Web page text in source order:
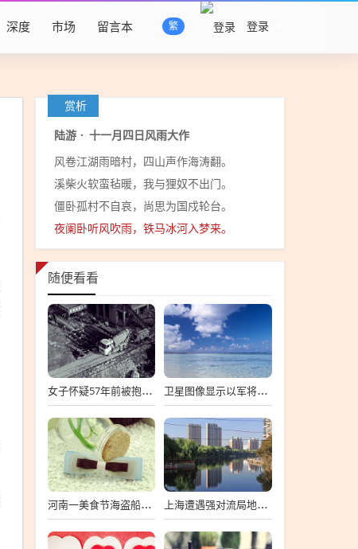
登录
繁
深度 市场 留言本
赏析
陆游 · 十一月四日风雨大作
风卷江湖雨暗村，四山声作海涛翻。
溪柴火软蛮毡暖，我与狸奴不出门。
僵卧孤村不自哀，尚思为国戍轮台。
夜阑卧听风吹雨，铁马冰河入梦来。
随便看看
女子怀疑57年前被抱错 寻亲生父母 卫星图像显示以军将有大动作
河南一美食节海盗船拦腰折断 上海遭遇强对流局地半小时降温13℃